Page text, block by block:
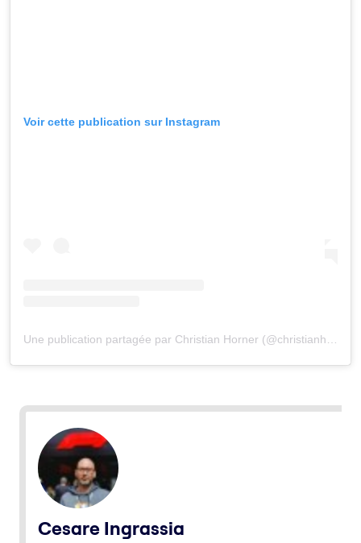
Voir cette publication sur Instagram
Une publication partagée par Christian Horner (@christianhorner)
Cesare Ingrassia